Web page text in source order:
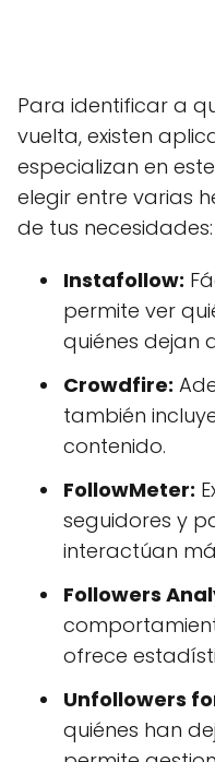
Para identificar a
vuelta, existen
especializan en
elegir entre varias
de tus necesidades:
Instafollow:
permite ver
quiénes dejan
Crowdfire:
también
contenido.
FollowMeter:
seguidores y
interactúan
Followers
ofrece
Unfollowers
quiénes han